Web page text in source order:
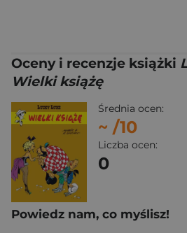
Oceny i recenzje książki
Wielki książę
Średnia ocen:
~ /10
Liczba ocen:
0
Powiedz nam, co myślisz!